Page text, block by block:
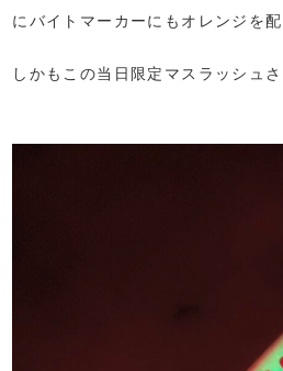
にバイトマーカーにもオレンジを配
しかもこの当日限定マスラッシュさ